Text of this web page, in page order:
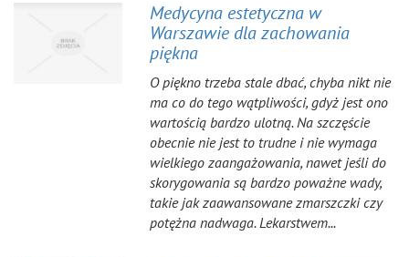
Medycyna estetyczna w
Warszawie dla zachowania
piękna
O piękno trzeba stale dbać, chyba nikt nie
ma co do tego wątpliwości, gdyż jest ono
wartością bardzo ulotną. Na szczęście
obecnie nie jest to trudne i nie wymaga
wielkiego zaangażowania, nawet jeśli do
skorygowania są bardzo poważne wady,
takie jak zaawansowane zmarszczki czy
potężna nadwaga. Lekarstwem...